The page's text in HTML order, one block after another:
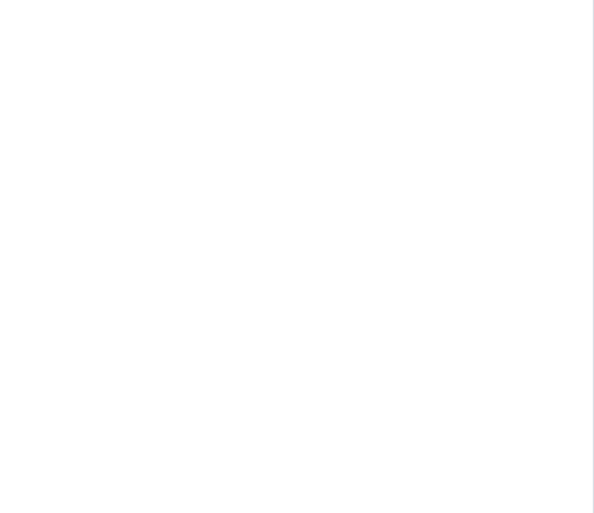
nosotros
con su pedido, sólo tiene que enviarnos un mensaje.
el buen servicio como el buen sabor.
de escucharle y le responderemos lo antes posible.